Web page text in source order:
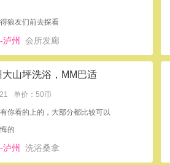
狼友们前去探看
泸州 会所发廊
大山坪洗浴，MM巴适
单价：50币
你看的上的，大部分都比较可以
的
泸州 洗浴桑拿